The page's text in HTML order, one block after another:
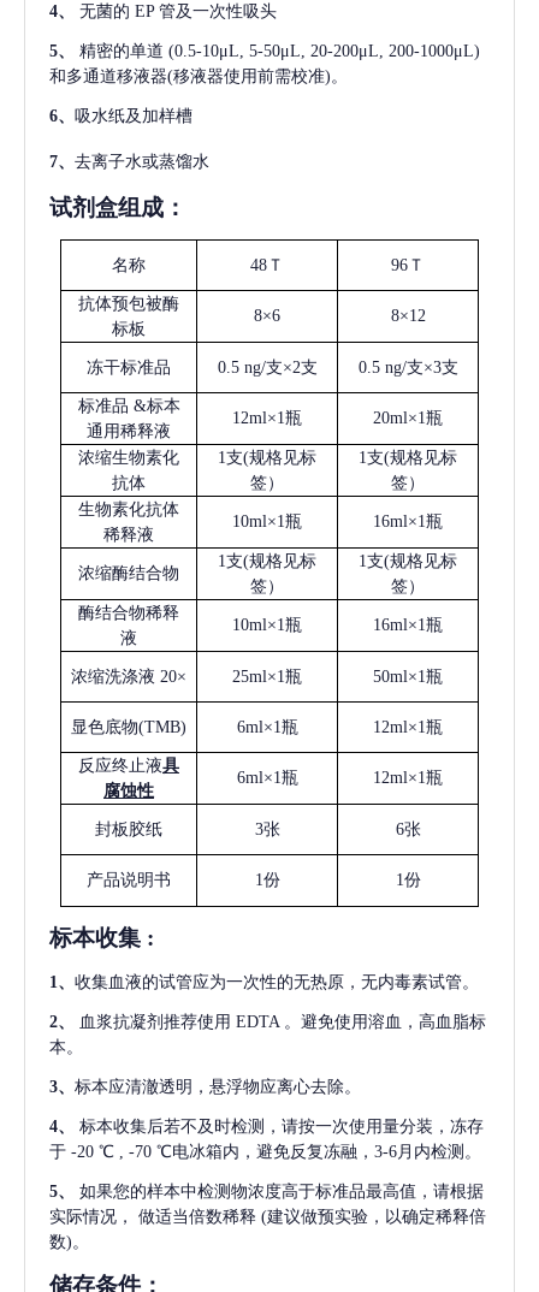
4、 无菌的 EP 管及一次性吸头
5、 精密的单道 (0.5-10μL, 5-50μL, 20-200μL, 200-1000μL)
和多通道移液器(移液器使用前需校准)。
6、 吸水纸及加样槽
7、 去离子水或蒸馏水
试剂盒组成：
名称 48Ｔ 96Ｔ
抗体预包被酶
标板
8×6 8×12
冻干标准品 0.5 ng/支×2支 0.5 ng/支×3支
标准品 &标本
通用稀释液
12ml×1瓶 20ml×1瓶
浓缩生物素化
抗体
1支(规格见标
签）
1支(规格见标
签）
生物素化抗体
稀释液
10ml×1瓶 16ml×1瓶
浓缩酶结合物
1支(规格见标
签）
1支(规格见标
签）
酶结合物稀释
液
10ml×1瓶 16ml×1瓶
浓缩洗涤液 20× 25ml×1瓶 50ml×1瓶
显色底物(TMB) 6ml×1瓶 12ml×1瓶
反应终止液具
腐蚀性
6ml×1瓶 12ml×1瓶
封板胶纸 3张 6张
产品说明书 1份 1份
标本收集 :
1 、 收集血液的试管应为一次性的无热原，无内毒素试管。
2、 血浆抗凝剂推荐使用 EDTA 。避免使用溶血，高血脂标
本。
3、 标本应清澈透明，悬浮物应离心去除。
4、
标本收集后若不及时检测，请按一次使用量分装，冻存
于 -20 ℃ , -70 ℃电冰箱内，避免反复冻融，3-6月内检测。
5、
如果您的样本中检测物浓度高于标准品最高值，请根据
实际情况，
做适当倍数稀释 (建议做预实验，以确定稀释倍
数)。
储存条件：